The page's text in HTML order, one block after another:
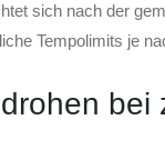
sich nach der
Tempolimits je
bei